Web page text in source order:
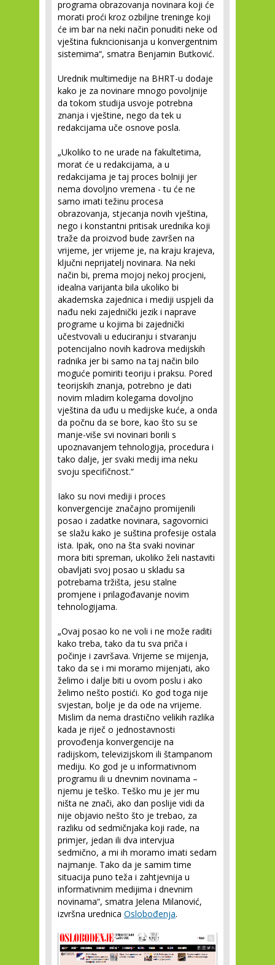
programa obrazovanja novinara koji će
morati proći kroz ozbiljne treninge koji
će im bar na neki način ponuditi neke od
vještina fukncionisanja u konvergentnim
sistemima“, smatra Benjamin Butković.
Urednik multimedije na BHRT-u dodaje
kako je za novinare mnogo povoljnije
da tokom studija usvoje potrebna
znanja i vještine, nego da tek u
redakcijama uče osnove posla.
„Ukoliko to ne urade na fakultetima,
morat će u redakcijama, a u
redakcijama je taj proces bolniji jer
nema dovoljno vremena - tu će ne
samo imati težinu procesa
obrazovanja, stjecanja novih vještina,
nego i konstantni pritisak urednika koji
traže da proizvod bude završen na
vrijeme, jer vrijeme je, na kraju krajeva,
ključni neprijatelj novinara. Na neki
način bi, prema mojoj nekoj procjeni,
idealna varijanta bila ukoliko bi
akademska zajednica i mediji uspjeli da
nađu neki zajednički jezik i naprave
programe u kojima bi zajednički
učestvovali u educiranju i stvaranju
potencijalno novih kadrova medijskih
radnika jer bi samo na taj način bilo
moguće pomiriti teoriju i praksu. Pored
teorijskih znanja, potrebno je dati
novim mladim kolegama dovoljno
vještina da uđu u medijske kuće, a onda
da počnu da se bore, kao što su se
manje-više svi novinari borili s
upoznavanjem tehnologija, procedura i
tako dalje, jer svaki medij ima neku
svoju specifičnost.“
Iako su novi mediji i proces
konvergencije značajno promijenili
posao i zadatke novinara, sagovornici
se slažu kako je suština profesije ostala
ista. Ipak, ono na šta svaki novinar
mora biti spreman, ukoliko želi nastaviti
obavljati svoj posao u skladu sa
potrebama tržišta, jesu stalne
promjene i prilagođavanje novim
tehnologijama.
„Ovaj posao ko ne voli i ne može raditi
kako treba, tako da tu sva priča i
počinje i završava. Vrijeme se mijenja,
tako da se i mi moramo mijenjati, ako
želimo i dalje biti u ovom poslu i ako
želimo nešto postići. Ko god toga nije
svjestan, bolje je da ode na vrijeme.
Mislim da nema drastično velikih razlika
kada je riječ o jednostavnosti
provođenja konvergencije na
radijskom, televizijskom ili štampanom
mediju. Ko god je u informativnom
programu ili u dnevnim novinama –
njemu je teško. Teško mu je jer mu
ništa ne znači, ako dan poslije vidi da
nije objavio nešto što je trebao, za
razliku od sedmičnjaka koji rade, na
primjer, jedan ili dva intervjua
sedmično, a mi ih moramo imati sedam
najmanje. Tako da je samim time
situacija puno teža i zahtjevnija u
informativnim medijima i dnevnim
novinama“, smatra Jelena Milanović,
izvršna urednica Oslobođenja.